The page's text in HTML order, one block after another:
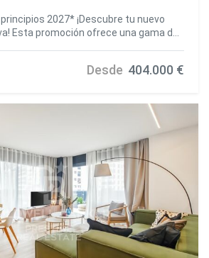
¡Descubre tu nuevo
Esta promoción ofrece una gama de
te
una vida plena y cómoda. La
con excelentes conexiones de
privado. Accede fácilmente al centro
del Metro L5 y L1, autobuses (59, H8,
B20 y la estación de tren La Sagrera.
solo minutos del centro comercial
ideal para los amantes del
de 158 tiendas a tu disposición. Si
estarás rodeado de espacios
de la Pegaso, el Parque de Trinitat
del Besós. Además, tu nuevo hogar
Desde 404.000 €